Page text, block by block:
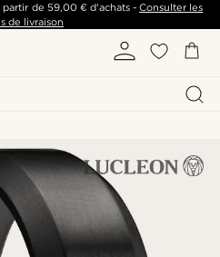
de 59,00 €d'achats -Consulter les
de livraison